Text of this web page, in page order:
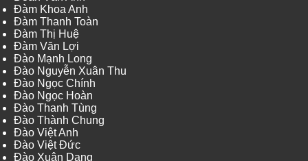
Đàm Khoa Anh
Đàm Thanh Toàn
Đàm Thị Huệ
Đàm Văn Lợi
Đào Mạnh Long
Đào Nguyễn Xuân Thu
Đào Ngọc Chính
Đào Ngọc Hoàn
Đào Thanh Tùng
Đào Thành Chung
Đào Việt Anh
Đào Việt Đức
Đào Xuân Dạng